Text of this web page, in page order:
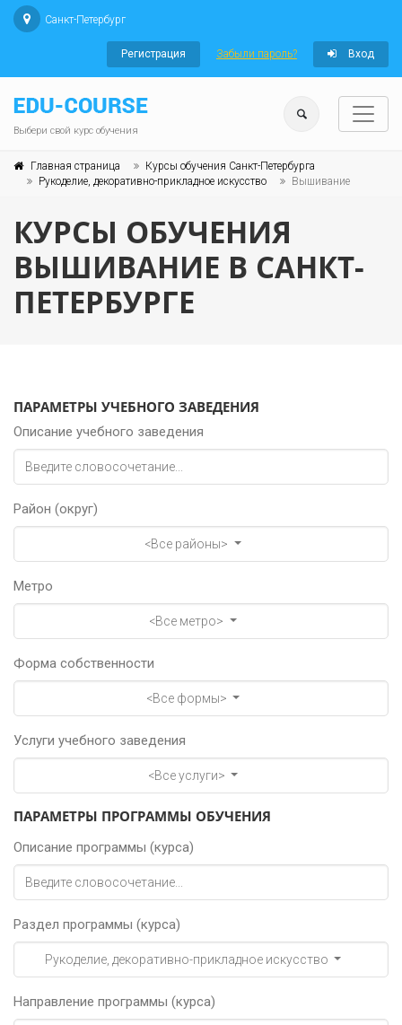
Санкт-Петербург
Регистрация Забыли пароль? Вход
Выбери свой курс обучения
Главная страница
Курсы обучения Санкт-Петербурга
Рукоделие, декоративно-прикладное искусство
Вышивание
КУРСЫ ОБУЧЕНИЯ
ВЫШИВАНИЕ В САНКТ-
ПЕТЕРБУРГЕ
ПАРАМЕТРЫ УЧЕБНОГО ЗАВЕДЕНИЯ
Описание учебного заведения
Район (округ)
<Все районы>
Метро
<Все метро>
Форма собственности
<Все формы>
Услуги учебного заведения
<Все услуги>
ПАРАМЕТРЫ ПРОГРАММЫ ОБУЧЕНИЯ
Описание программы (курса)
Раздел программы (курса)
Рукоделие, декоративно-прикладное искусство
Направление программы (курса)